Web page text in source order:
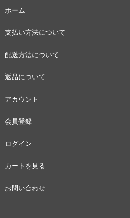
ホーム
支払い方法について
配送方法について
返品について
アカウント
会員登録
ログイン
カートを見る
お問い合わせ